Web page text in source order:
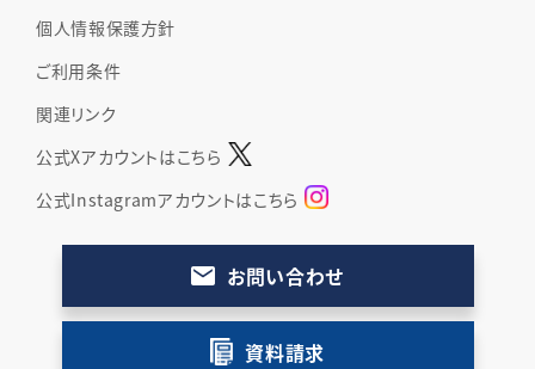
個人情報保護方針
ご利用条件
関連リンク
公式Xアカウントはこちら
公式Instagramアカウントはこちら
お問い合わせ
資料請求